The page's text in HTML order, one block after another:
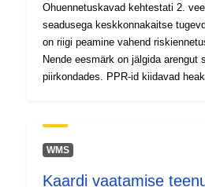
Ohuennetuskavad kehtestati 2.
seadusega keskkonnakaitse
on riigi peamine vahend
Nende eesmärk on jälgida arengut
piirkondades. PPR-id kiidavad heaks prefektid ja neid
maakasutust või maakasutust
nõuetega olemasolevatele või
meetmed, kasutuspiirangud või
WMS
Kaardi vaatamise